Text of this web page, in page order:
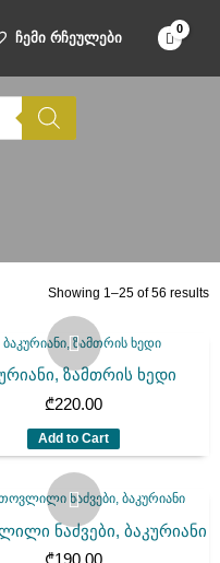
ჩემი რჩეულები
Showing 1–25 of 56 results
ზამთრის ხედი
₾220.00
Add to Cart
ნაძვები, ბაკურიანი